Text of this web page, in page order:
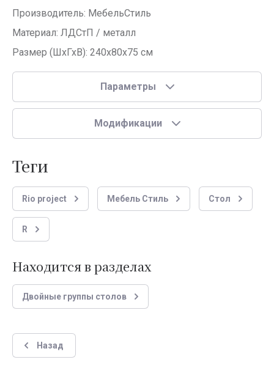
Производитель: МебельСтиль
Материал: ЛДСтП / металл
Размер (ШхГхВ): 240x80х75 см
Параметры
Модификации
теги
Rio project Мебель Стиль Стол
R
Находится в разделах
Двойные группы столов
Назад